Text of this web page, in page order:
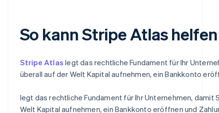
So kann Stripe Atlas helfen
Stripe Atlas legt das rechtliche Fundament für Ihr
überall auf der Welt Kapital aufnehmen, ein Bankkonto
legt das rechtliche Fundament für Ihr Unternehmen, damit
Welt Kapital aufnehmen, ein Bankkonto eröffnen und